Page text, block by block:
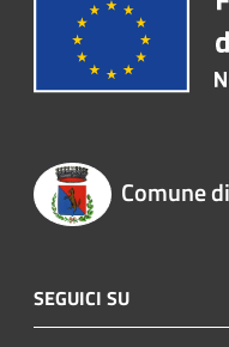
Comune
SEGUICI SU